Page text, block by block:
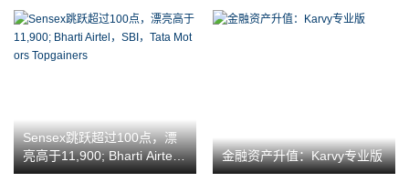
Sensex跳跃超过100点，漂
亮高于11,900; Bharti Airte
l，SBI，Tata Motors Topgai
金融资产升值：Karvy专业版